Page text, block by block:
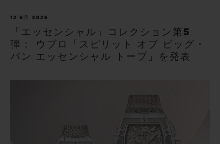
ト
12 5月 2026
「エッセンシャル」コレクション第5
弾： ウブロ「スピリット オブ ビッグ・
バン エッセンシャル トープ」を発表